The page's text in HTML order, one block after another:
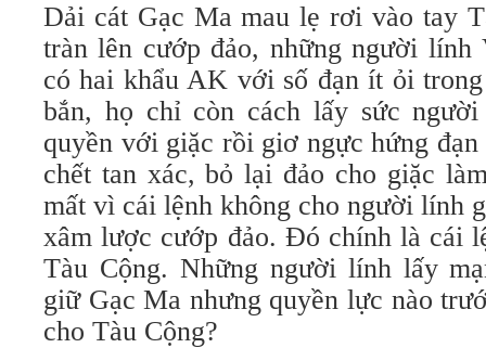
Dải cát Gạc Ma mau lẹ rơi vào tay
tràn lên cướp đảo, những người
có hai khẩu AK với số đạn ít ỏi
bắn, họ chỉ còn cách lấy sức
quyền với giặc rồi giơ ngực hứng
chết tan xác, bỏ lại đảo cho giặc
mất vì cái lệnh không cho người lính
xâm lược cướp đảo. Đó chính là cái
Tàu Cộng. Những người lính lấy
giữ Gạc Ma nhưng quyền lực nào
cho Tàu Cộng?